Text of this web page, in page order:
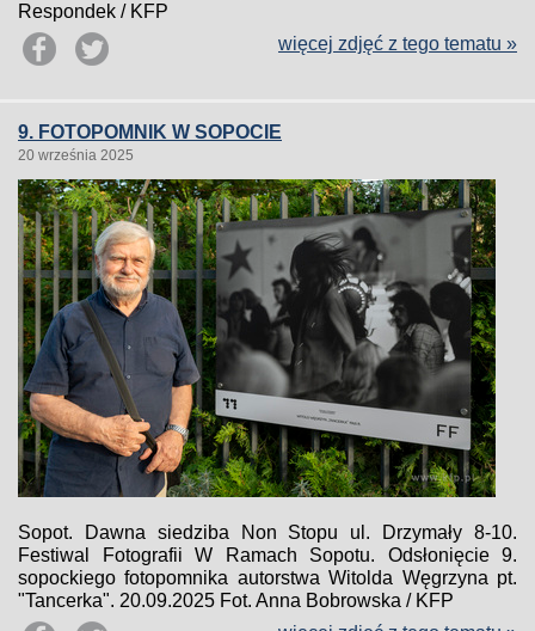
Respondek / KFP
więcej zdjęć z tego tematu »
9. FOTOPOMNIK W SOPOCIE
20 września 2025
Sopot. Dawna siedziba Non Stopu ul. Drzymały 8-10.
Festiwal Fotografii W Ramach Sopotu. Odsłonięcie 9.
sopockiego fotopomnika autorstwa Witolda Węgrzyna pt.
"Tancerka". 20.09.2025 Fot. Anna Bobrowska / KFP